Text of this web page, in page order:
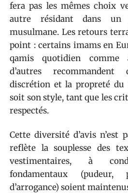
fera pas les mêmes choix
autre résidant dans
musulmane. Les retours
point : certains imams en
qamis quotidien comme
d’autres
discrétion et la propreté du
soit son style, tant que les
respectés.
Cette diversité d’avis n’est
reflète la souplesse des
vestimentaires, à
fondamentaux (pudeur,
d’arrogance) soient